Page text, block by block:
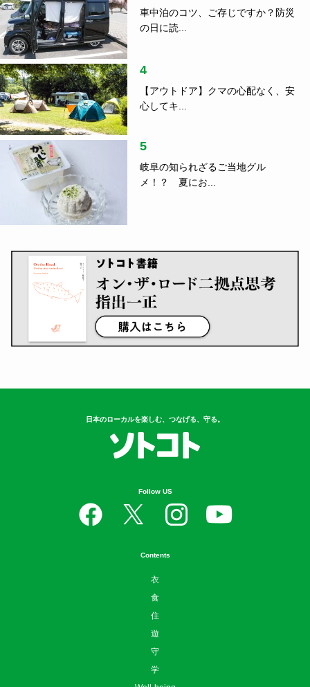
車中泊のコツ、ご存じですか？防災
の日に読...
4
【アウトドア】クマの心配なく、安
心してキ...
5
岐阜の知られざるご当地グル
メ！？ 夏にお...
日本のローカルを楽しむ、つなげる、守る。
Follow US
Contents
衣
食
住
遊
守
学